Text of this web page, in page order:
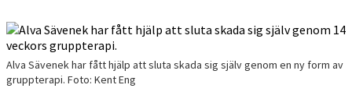
Alva Sävenek har fått hjälp att sluta skada sig själv genom en ny form av
gruppterapi. Foto: Kent Eng